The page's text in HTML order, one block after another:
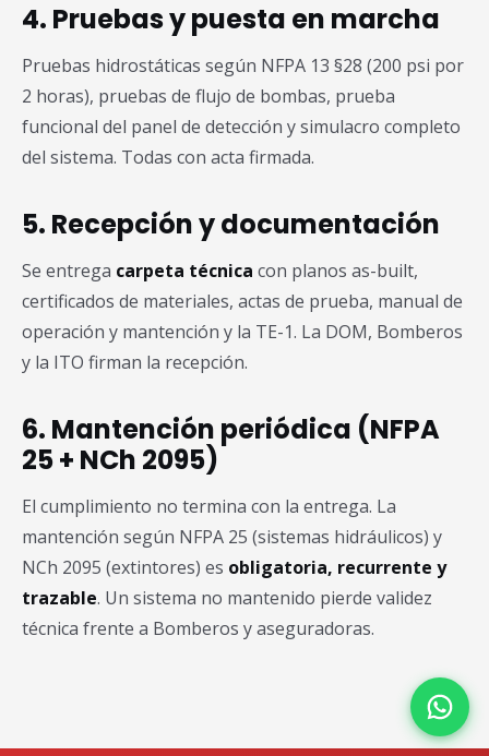
4. Pruebas y puesta en marcha
Pruebas hidrostáticas según NFPA 13 §28 (200 psi por
2 horas), pruebas de flujo de bombas, prueba
funcional del panel de detección y simulacro completo
del sistema. Todas con acta firmada.
5. Recepción y documentación
Se entrega carpeta técnica con planos as-built,
certificados de materiales, actas de prueba, manual de
operación y mantención y la TE-1. La DOM, Bomberos
y la ITO firman la recepción.
6. Mantención periódica (NFPA
25 + NCh 2095)
El cumplimiento no termina con la entrega. La
mantención según NFPA 25 (sistemas hidráulicos) y
NCh 2095 (extintores) es obligatoria, recurrente y
trazable. Un sistema no mantenido pierde validez
técnica frente a Bomberos y aseguradoras.